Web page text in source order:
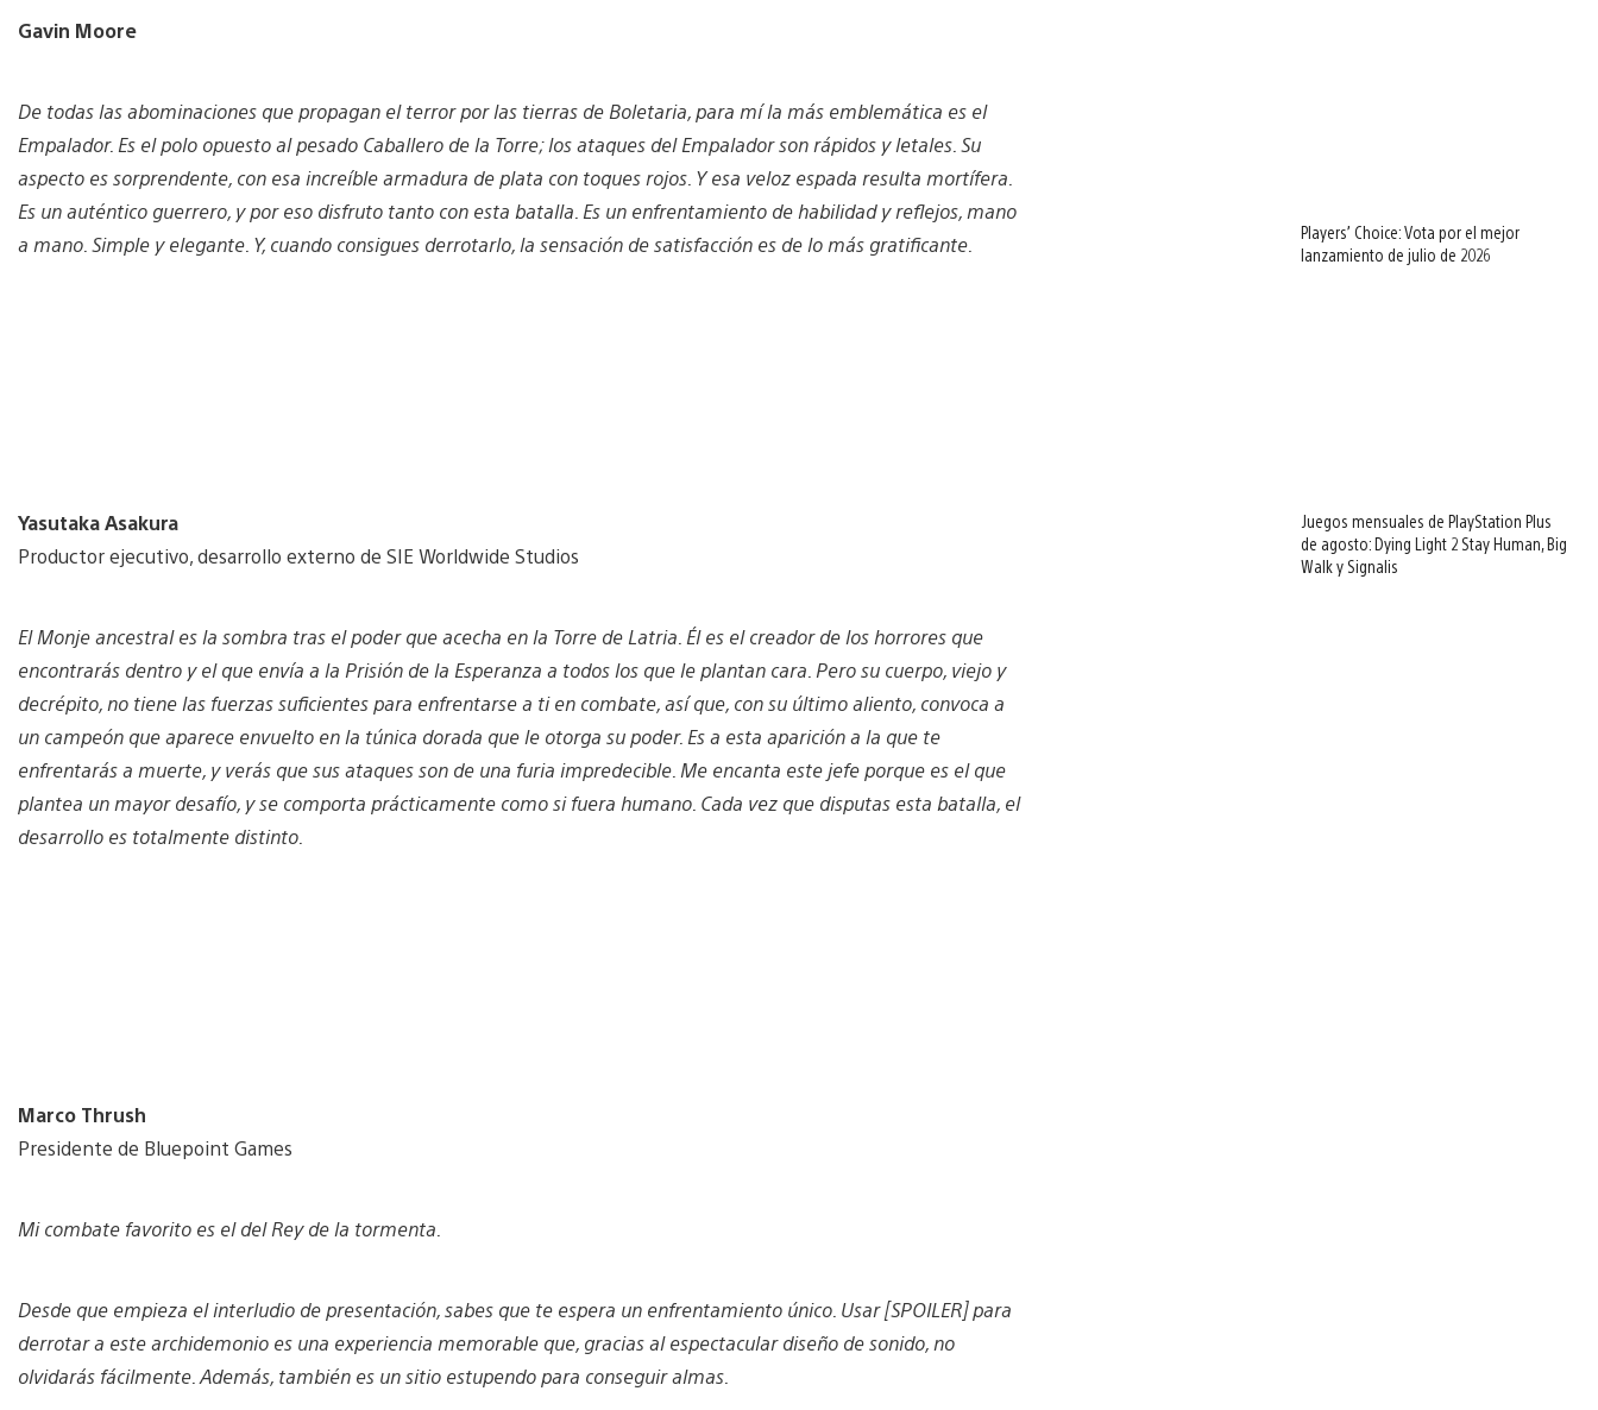
Gavin Moore
De todas las abominaciones que propagan el terror por las tierras de Boletaria, para mí la más emblemática es el
Empalador. Es el polo opuesto al pesado Caballero de la Torre; los ataques del Empalador son rápidos y letales. Su
aspecto es sorprendente, con esa increíble armadura de plata con toques rojos. Y esa veloz espada resulta mortífera.
Es un auténtico guerrero, y por eso disfruto tanto con esta batalla. Es un enfrentamiento de habilidad y reflejos, mano
a mano. Simple y elegante. Y, cuando consigues derrotarlo, la sensación de satisfacción es de lo más gratificante.
Yasutaka Asakura
Productor ejecutivo, desarrollo externo de SIE Worldwide Studios
El Monje ancestral es la sombra tras el poder que acecha en la Torre de Latria. Él es el creador de los horrores que
encontrarás dentro y el que envía a la Prisión de la Esperanza a todos los que le plantan cara. Pero su cuerpo, viejo y
decrépito, no tiene las fuerzas suficientes para enfrentarse a ti en combate, así que, con su último aliento, convoca a
un campeón que aparece envuelto en la túnica dorada que le otorga su poder. Es a esta aparición a la que te
enfrentarás a muerte, y verás que sus ataques son de una furia impredecible. Me encanta este jefe porque es el que
plantea un mayor desafío, y se comporta prácticamente como si fuera humano. Cada vez que disputas esta batalla, el
desarrollo es totalmente distinto.
Marco Thrush
Presidente de Bluepoint Games
Mi combate favorito es el del Rey de la tormenta.
Desde que empieza el interludio de presentación, sabes que te espera un enfrentamiento único. Usar [SPOILER] para
derrotar a este archidemonio es una experiencia memorable que, gracias al espectacular diseño de sonido, no
olvidarás fácilmente. Además, también es un sitio estupendo para conseguir almas.
Players’ Choice: Vota por el mejor
lanzamiento de julio de 2026
Juegos mensuales de PlayStation Plus
de agosto: Dying Light 2 Stay Human, Big
Walk y Signalis